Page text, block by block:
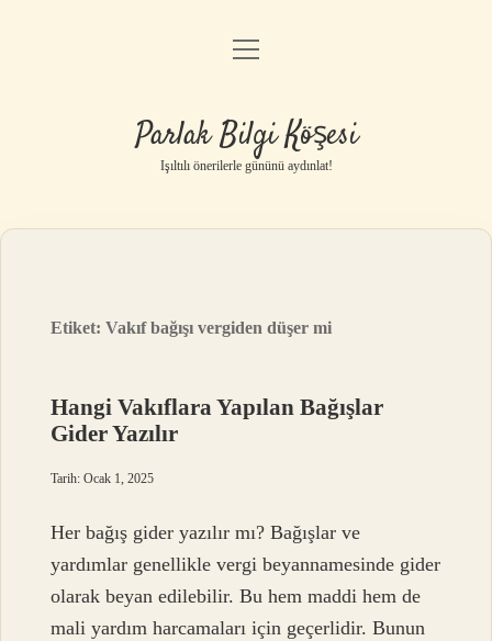
Anasayfa
Yasal Uyarı
menüyü
Parlak Bilgi Köşesi
Işıltılı önerilerle gününü aydınlat!
Etiket:Vakıf bağışı vergiden düşer mi
Hangi Vakıflara Yapılan Bağışlar
Gider Yazılır
Tarih: Ocak 1, 2025
Her bağış gider yazılır mı? Bağışlar ve
yardımlar genellikle vergi beyannamesinde gider
olarak beyan edilebilir. Bu hem maddi hem de
mali yardım harcamaları için geçerlidir. Bunun